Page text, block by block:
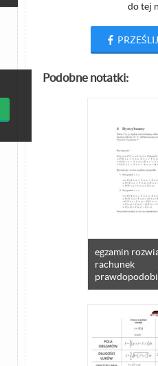
do tej
Podobne notatki:
egzamin
rachunek